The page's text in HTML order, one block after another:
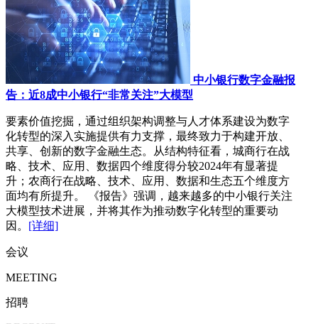
中小银行数字金融报
告：近8成中小银行“非常关注”大模型
要素价值挖掘，通过组织架构调整与人才体系建设为数字
化转型的深入实施提供有力支撑，最终致力于构建开放、
共享、创新的数字金融生态。从结构特征看，城商行在战
略、技术、应用、数据四个维度得分较2024年有显著提
升；农商行在战略、技术、应用、数据和生态五个维度方
面均有所提升。 《报告》强调，越来越多的中小银行关注
大模型技术进展，并将其作为推动数字化转型的重要动
因。 [详细]
会议
MEETING
招聘